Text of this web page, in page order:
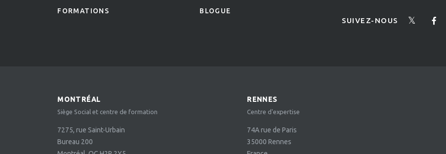
FORMATIONS BLOGUE
SUIVEZ-NOUS
MONTRÉAL
Siège Social et centre de formation
7275, rue Saint-Urbain
Bureau 200
RENNES
Centre d'expertise
74A rue de Paris
35000 Rennes